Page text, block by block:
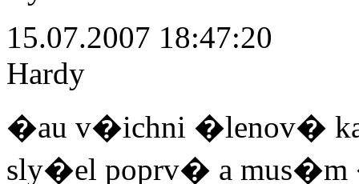
15.07.2007 18:47:20
Hardy
�au v�ichni �lenov�
sly�el poprv� a